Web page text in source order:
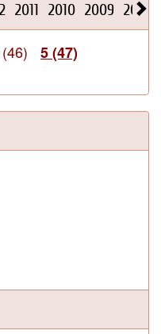
2011 2010 2009 2008
5 (47)